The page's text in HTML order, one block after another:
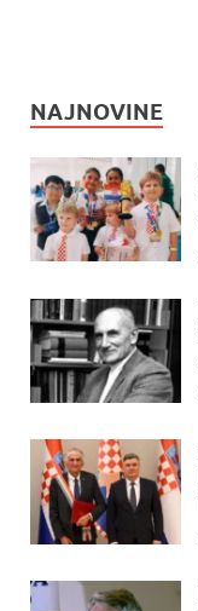
NAJNOVINE